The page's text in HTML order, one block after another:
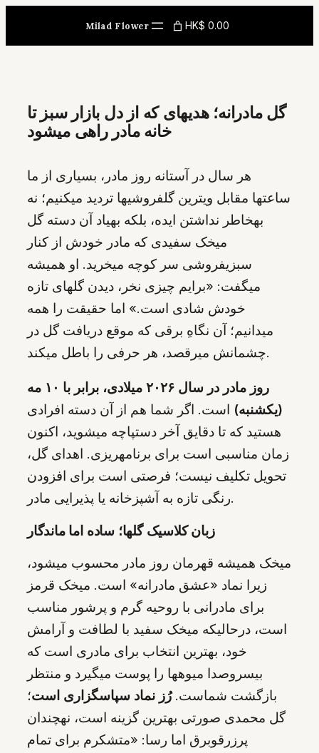
content
Milad Flower HK$ 0.00
گل مادرانه؛ هدیهای که از دل بازار سبز تا
خانه مادر راهی میشود
هر سال در آستانه روز مادر، بسیاری از ما
ساعتها مقابل ویترین گلفروشیها تردید میکنیم؛ نه
بهخاطر نداشتن ایده، بلکه بهیاد آن دسته گل
میخک سفیدی که مادر خودش از کنار
سبزیفروشی سر کوچه میخرید. او همیشه
میگفت: «برایم چیزی نخر، دیدن گلهای تازه
خودش شادی است.» اما حقیقت را همه
میدانیم؛ آن نگاهِ برقی که موقع دریافت گل در
چشمانش میرقصد، هر حرفی را باطل میکند.
روز مادر در سال ۲۰۲۶ میلادی، برابر با ۱۰ مه
(یکشنبه) است. اگر شما هم از آن دسته افرادی
هستید که تا دقایق آخر دستپاچه میشوید، اکنون
زمان مناسبی است برای برنامهریزی. اهدای گل،
تحویل تکلیف نیست؛ فرصتی است برای افزودن
رنگی تازه به آشپزخانه یا پذیرایی مادر.
زبان کلاسیک گلها؛ ساده اما ماندگار
میخک همیشه قهرمان روز مادر محسوب میشود،
زیرا نماد «عشق مادرانه» است. میخک قرمز
برای مادرانی با روحیه گرم و پرشور مناسب
است، درحالیکه میخک سفید با لطافت و آرامش
خود، بهترین انتخاب برای مادری است که
بیسروصدا میوهها را پوست میگیرد و منتظر
بازگشت شماست.رُز نماد سپاسگزاری است؛
گل محمدی صورتی بهترین گزینه است، نهچندان
پرزرقوبرق اما رسا: «متشکرم برای تمام